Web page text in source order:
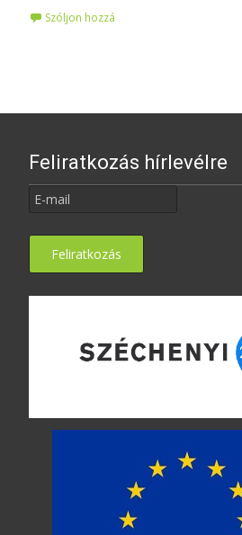
Szóljon hozzá
Feliratkozás hírlevélre